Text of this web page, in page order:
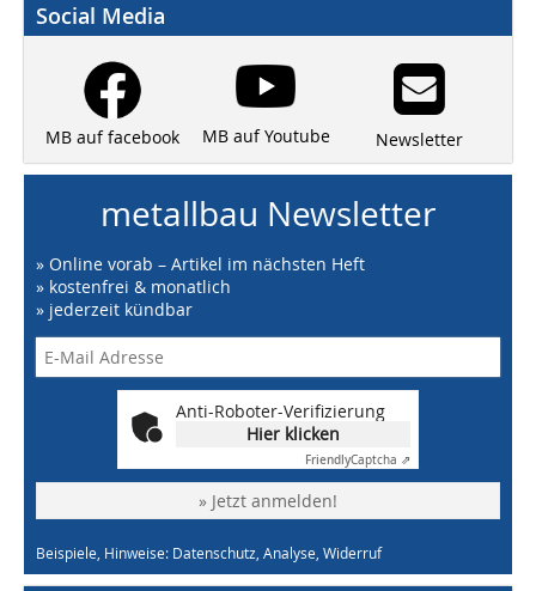
Social Media
MB auf facebook MB auf Youtube Newsletter
metallbau Newsletter
» Online vorab – Artikel im nächsten Heft
» kostenfrei & monatlich
» jederzeit kündbar
Anti-Roboter-Verifizierung
Hier klicken
FriendlyCaptcha ⇗
» Jetzt anmelden!
Beispiele, Hinweise: Datenschutz, Analyse, Widerruf